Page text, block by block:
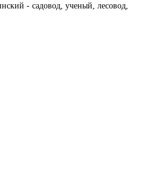
- садовод, ученый, лесовод,